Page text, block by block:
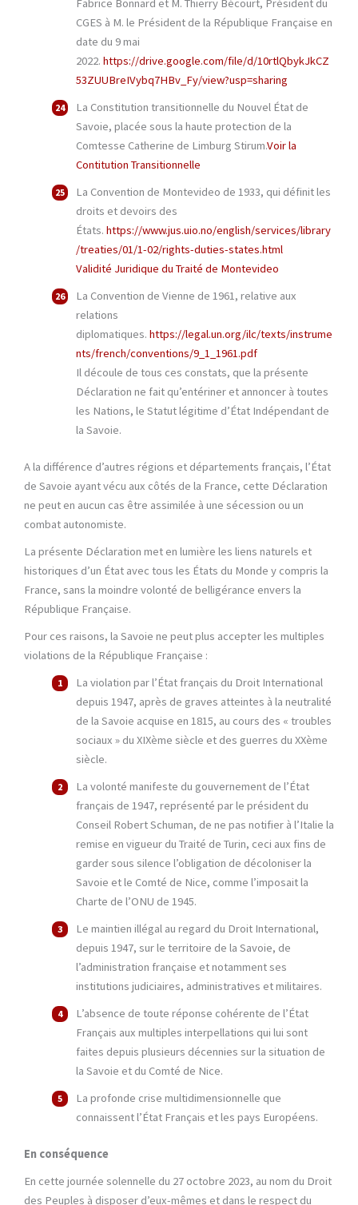
Fabrice Bonnard et M. Thierry Bécourt, Président du
CGES à M. le Président de la République Française en
date du 9 mai
2022. https://drive.google.com/file/d/10rtlQbykJkCZ
53ZUUBreIVybq7HBv_Fy/view?usp=sharing
La Constitution transitionnelle du Nouvel État de
Savoie, placée sous la haute protection de la
Comtesse Catherine de Limburg Stirum.Voir la
Contitution Transitionnelle
La Convention de Montevideo de 1933, qui définit les
droits et devoirs des
États. https://www.jus.uio.no/english/services/library
/treaties/01/1-02/rights-duties-states.html
Validité Juridique du Traité de Montevideo
La Convention de Vienne de 1961, relative aux
relations
diplomatiques. https://legal.un.org/ilc/texts/instrume
nts/french/conventions/9_1_1961.pdf
Il découle de tous ces constats, que la présente
Déclaration ne fait qu’entériner et annoncer à toutes
les Nations, le Statut légitime d’État Indépendant de
la Savoie.
A la différence d’autres régions et départements français, l’État
de Savoie ayant vécu aux côtés de la France, cette Déclaration
ne peut en aucun cas être assimilée à une sécession ou un
combat autonomiste.
La présente Déclaration met en lumière les liens naturels et
historiques d’un État avec tous les États du Monde y compris la
France, sans la moindre volonté de belligérance envers la
République Française.
Pour ces raisons, la Savoie ne peut plus accepter les multiples
violations de la République Française :
La violation par l’État français du Droit International
depuis 1947, après de graves atteintes à la neutralité
de la Savoie acquise en 1815, au cours des « troubles
sociaux » du XIXème siècle et des guerres du XXème
siècle.
La volonté manifeste du gouvernement de l’État
français de 1947, représenté par le président du
Conseil Robert Schuman, de ne pas notifier à l’Italie la
remise en vigueur du Traité de Turin, ceci aux fins de
garder sous silence l’obligation de décoloniser la
Savoie et le Comté de Nice, comme l’imposait la
Charte de l’ONU de 1945.
Le maintien illégal au regard du Droit International,
depuis 1947, sur le territoire de la Savoie, de
l’administration française et notamment ses
institutions judiciaires, administratives et militaires.
L’absence de toute réponse cohérente de l’État
Français aux multiples interpellations qui lui sont
faites depuis plusieurs décennies sur la situation de
la Savoie et du Comté de Nice.
La profonde crise multidimensionnelle que
connaissent l’État Français et les pays Européens.
En conséquence
En cette journée solennelle du 27 octobre 2023, au nom du Droit
des Peuples à disposer d’eux-mêmes et dans le respect du